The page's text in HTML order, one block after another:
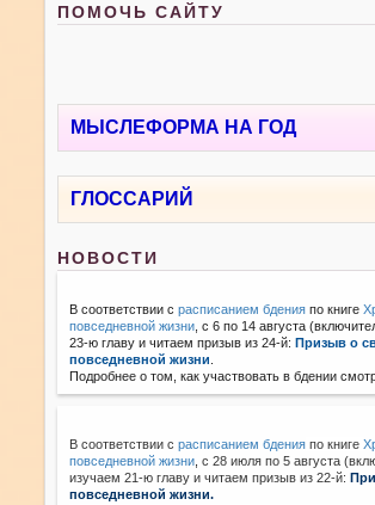
ПОМОЧЬ САЙТУ
МЫСЛЕФОРМА НА ГОД
ГЛОССАРИЙ
НОВОСТИ
В соответствии срасписанием бдения по книге
повседневной жизни , с 6 по 14 августа
23-ю главу и читаем призыв из 24-й:Призыв о
повседневной жизни
Подробнее о том, как участвовать в бдении
В соответствии с расписанием бдения по книге
повседневной жизни с 28 июля по 5 августа
изучаем 21-ю главу и читаем призыв из 22-й:
повседневной жизни.